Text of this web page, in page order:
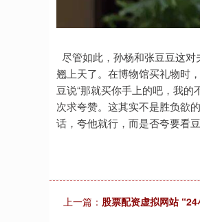
尽管如此，孙杨和张豆豆这
翘上天了。在博物馆买礼物时
豆说“那就买你手上的吧，我
次求夸赞。这其实不是胜负欲
话，夸他就行，而是否夸要看豆
上一篇： 股票配资虚拟网站